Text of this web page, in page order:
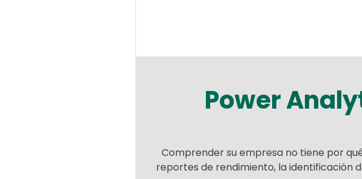
Power
Comprender su empresa no tiene por
reportes de rendimiento, la identificación